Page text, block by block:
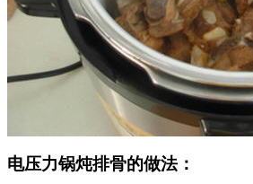
电压力锅炖排骨的做法：